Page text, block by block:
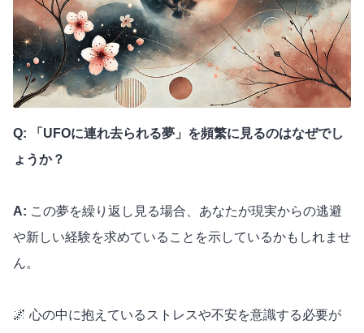
Q: 「UFOに連れ去られる夢」を頻繁に見るのはなぜでし
ょうか？
A: この夢を繰り返し見る場合、あなたが現実からの逃避
や新しい経験を求めていることを示しているかもしれませ
ん。
🌌 心の中に抱えているストレスや不安を意識する必要が